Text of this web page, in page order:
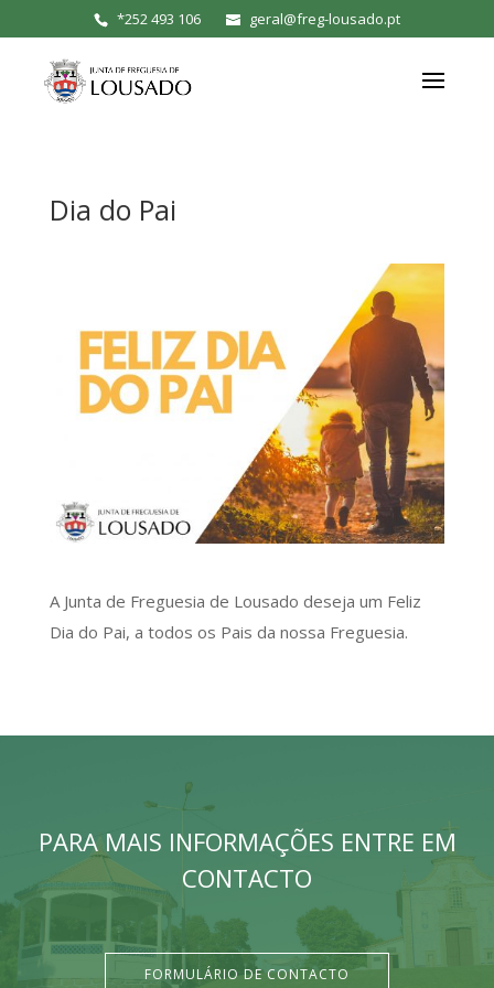
*252 493 106 geral@freg-lousado.pt
Dia do Pai
A Junta de Freguesia de Lousado deseja um Feliz
Dia do Pai, a todos os Pais da nossa Freguesia.
PARA MAIS INFORMAÇÕES ENTRE EM
CONTACTO
FORMULÁRIO DE CONTACTO